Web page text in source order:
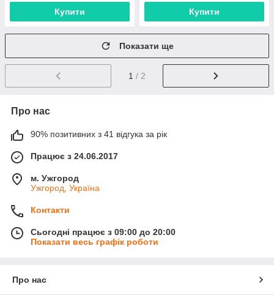
Купити Купити
Показати ще
1 / 2
Про нас
90% позитивних з 41 відгука за рік
Працює з 24.06.2017
м. Ужгород
Ужгород, Україна
Контакти
Сьогодні працює з 09:00 до 20:00
Показати весь графік роботи
Про нас